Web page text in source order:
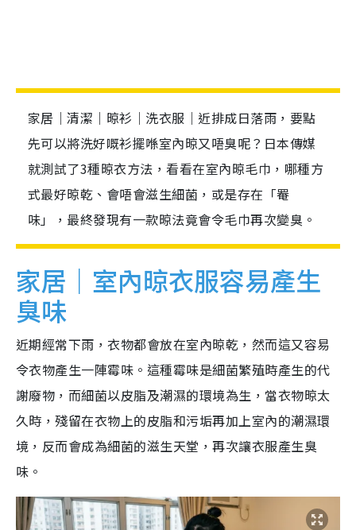
家居｜清潔｜晾衫｜洗衣服｜近排成日落雨，要點
先可以將洗好嘅衫擺喺室內晾又唔臭呢？日本傳媒
就測試了3種晾衣方法，看看在室內晾毛巾，哪種方
式最好晾乾、會唔會滋生細菌，或是存在「罨
味」，最終發現有一款晾法竟會令毛巾再次變臭。
家居｜室內晾衣服容易產生
臭味
近期經常下雨，衣物都會放在室內晾乾，然而這又容易
令衣物產生一陣霉味。這種霉味是細菌繁殖時產生的代
謝廢物，而細菌以皮脂及潮濕的環境為生，當衣物晾太
久時，殘留在衣物上的皮脂和污垢再加上室內的潮濕環
境，反而會成為細菌的滋生天堂，再次讓衣服產生臭
味。